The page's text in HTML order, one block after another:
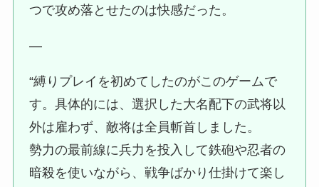
つで攻め落とせたのは快感だった。
—
“縛りプレイを初めてしたのがこのゲームで
す。具体的には、選択した大名配下の武将以
外は雇わず、敵将は全員斬首しました。
勢力の最前線に兵力を投入して鉄砲や忍者の
暗殺を使いながら、戦争ばかり仕掛けて楽し